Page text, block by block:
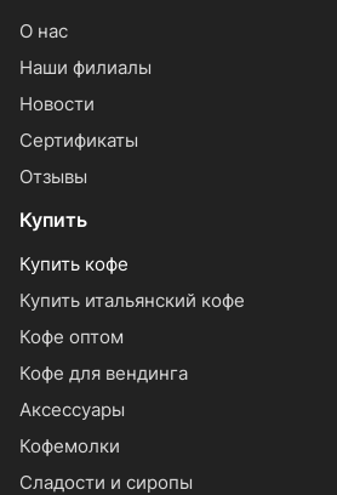
О нас
Наши филиалы
Новости
Сертификаты
Отзывы
Купить
Купить кофе
Купить итальянский кофе
Кофе оптом
Кофе для вендинга
Аксессуары
Кофемолки
Сладости и сиропы